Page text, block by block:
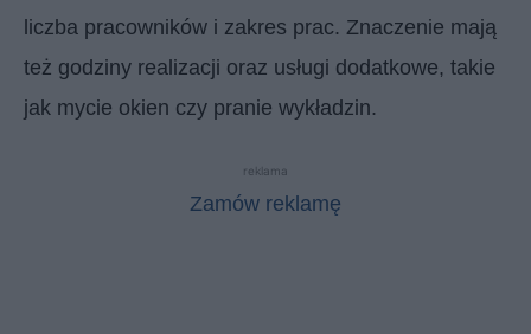
liczba pracowników i zakres prac. Znaczenie mają
też godziny realizacji oraz usługi dodatkowe, takie
jak mycie okien czy pranie wykładzin.
reklama
Zamów reklamę